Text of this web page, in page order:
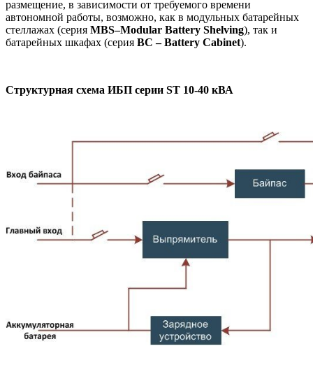
размещение, в зависимости от требуемого времени
автономной работы, возможно, как в модульных батарейных
стеллажах (серия MBS–Modular Battery Shelving), так и
батарейных шкафах (серия BC – Battery Cabinet).
Структурная схема ИБП серии ST 10-40 кВА